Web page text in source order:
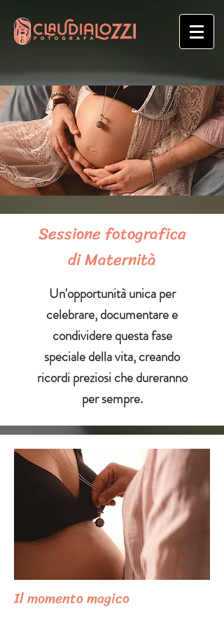
Sessione fotografica
di Maternità
Un'opportunità unica per
celebrare, documentare e
condividere questa fase
speciale della vita, creando
ricordi preziosi che dureranno
per sempre.
Il momento magico